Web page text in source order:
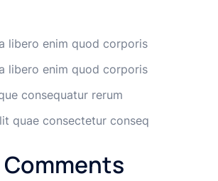
libero enim quod corporis
libero enim quod corporis
consequatur rerum
quae consectetur conseq